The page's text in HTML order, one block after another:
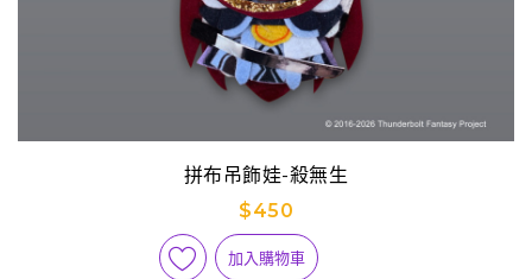
拼布吊飾娃-殺無生
$450
加入購物車